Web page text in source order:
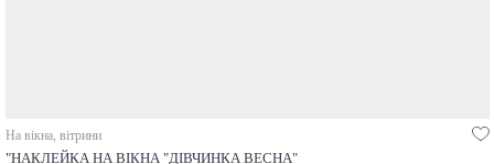
На вікна, вітрини
"НАКЛЕЙКА НА ВІКНА "ДІВЧИНКА ВЕСНА"